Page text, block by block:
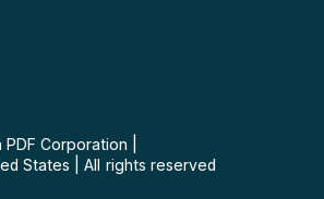
PDF Corporation
States
All rights reserved